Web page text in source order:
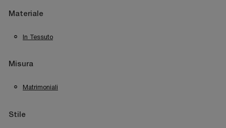
Materiale
In Tessuto
Misura
Matrimoniali
Stile